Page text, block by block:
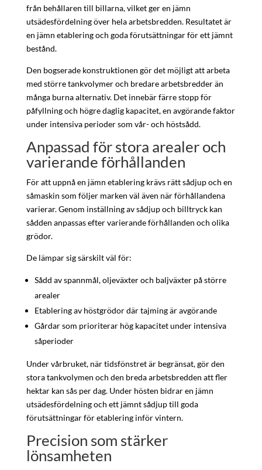
från behållaren till billarna, vilket ger en jämn
utsädesfördelning över hela arbetsbredden. Resultatet är
en jämn etablering och goda förutsättningar för ett jämnt
bestånd.
Den bogserade konstruktionen gör det möjligt att arbeta
med större tankvolymer och bredare arbetsbredder än
många burna alternativ. Det innebär färre stopp för
påfyllning och högre daglig kapacitet, en avgörande faktor
under intensiva perioder som vår- och höstsådd.
Anpassad för stora arealer och
varierande förhållanden
För att uppnå en jämn etablering krävs rätt sådjup och en
såmaskin som följer marken väl även när förhållandena
varierar. Genom inställning av sådjup och billtryck kan
sådden anpassas efter varierande förhållanden och olika
grödor.
De lämpar sig särskilt väl för:
Sådd av spannmål, oljeväxter och baljväxter på större
arealer
Etablering av höstgrödor där tajming är avgörande
Gårdar som prioriterar hög kapacitet under intensiva
såperioder
Under vårbruket, när tidsfönstret är begränsat, gör den
stora tankvolymen och den breda arbetsbredden att fler
hektar kan sås per dag. Under hösten bidrar en jämn
utsädesfördelning och ett jämnt sådjup till goda
förutsättningar för etablering inför vintern.
Precision som stärker
lönsamheten